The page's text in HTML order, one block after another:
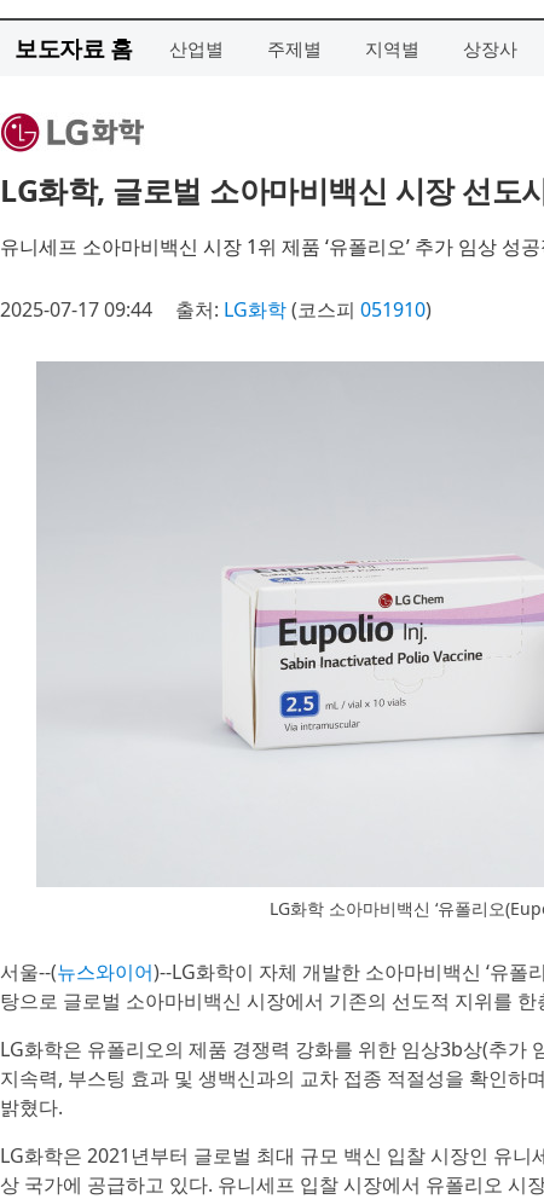
보도자료 홈 산업별 주제별 지역별 상장사
LG화학, 글로벌 소아마비백신 시장 선도
유니세프 소아마비백신 시장 1위 제품 ‘유폴리오’ 추가 임상 성
2025-07-17 09:44 출처: LG화학(코스피 051910)
LG화학 소아마비백신 ‘유폴리오
서울--(뉴스와이어)--LG화학이 자체 개발한 소아마비백신 ‘유폴
탕으로 글로벌 소아마비백신 시장에서 기존의 선도적 지위를 한
LG화학은 유폴리오의 제품 경쟁력 강화를 위한 임상3b상(추가
지속력, 부스팅 효과 및 생백신과의 교차 접종 적절성을 확인하
밝혔다.
LG화학은 2021년부터 글로벌 최대 규모 백신 입찰 시장인 유니
상 국가에 공급하고 있다. 유니세프 입찰 시장에서 유폴리오 시